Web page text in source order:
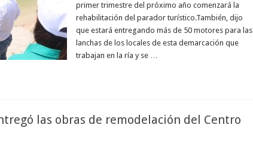
primer trimestre del próximo año comenzará la
rehabilitación del parador turístico.También, dijo
que estará entregando más de 50 motores para las
lanchas de los locales de esta demarcación que
trabajan en la ría y se …
las obras de remodelación del Centro